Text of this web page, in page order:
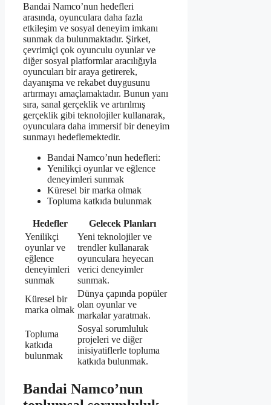
Bandai Namco’nun hedefleri
arasında, oyunculara daha fazla
etkileşim ve sosyal deneyim imkanı
sunmak da bulunmaktadır. Şirket,
çevrimiçi çok oyunculu oyunlar ve
diğer sosyal platformlar aracılığıyla
oyuncuları bir araya getirerek,
dayanışma ve rekabet duygusunu
artırmayı amaçlamaktadır. Bunun yanı
sıra, sanal gerçeklik ve artırılmış
gerçeklik gibi teknolojiler kullanarak,
oyunculara daha immersif bir deneyim
sunmayı hedeflemektedir.
Bandai Namco’nun hedefleri:
Yenilikçi oyunlar ve eğlence
deneyimleri sunmak
Küresel bir marka olmak
Topluma katkıda bulunmak
Hedefler
Gelecek Planları
Yenilikçi
oyunlar ve
eğlence
deneyimleri
sunmak
Yeni teknolojiler ve
trendler kullanarak
oyunculara heyecan
verici deneyimler
sunmak.
Küresel bir
marka olmak
Dünya çapında popüler
olan oyunlar ve
markalar yaratmak.
Topluma
katkıda
bulunmak
Sosyal sorumluluk
projeleri ve diğer
inisiyatiflerle topluma
katkıda bulunmak.
Bandai Namco’nun